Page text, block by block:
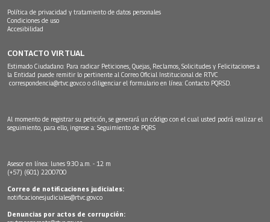
Política de privacidad y tratamiento de datos personales
Condiciones de uso
Accesibilidad
CONTACTO VIRTUAL
Estimado Ciudadano: Para radicar Peticiones, Quejas, Reclamos, Solicitudes y Felicitaciones a
la Entidad puede remitir lo pertinente al Correo Oficial Institucional de RTVC
correspondencia@rtvc.gov.co o diligenciar el formulario en línea: Contacto PQRSD.
Al momento de registrar su petición, se generará un código con el cual usted podrá realizar el
seguimiento, para ello, ingrese a: Seguimiento de PQRS
Asesor en línea: lunes 9:30 a.m. - 12 m
(+57) (601) 2200700
Correo de notificaciones judiciales:
notificacionesjudiciales@rtvc.gov.co
Denuncias por actos de corrupción: